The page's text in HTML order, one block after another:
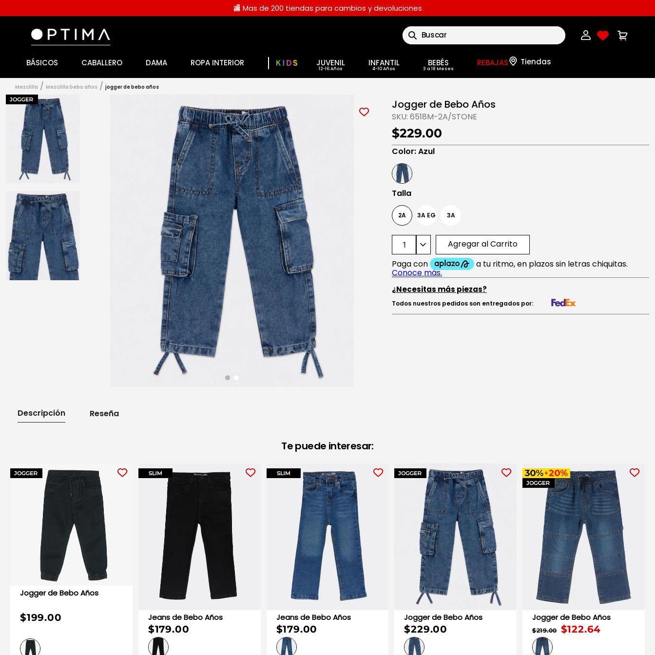
🏬 Mas de 200 tiendas para cambios y devoluciones
Buscar
BÁSICOS CABALLERO DAMA ROPA INTERIOR JUVENIL INFANTIL BEBÉS REBAJAS
mezclilla mezclilla bebo años jogger de bebo años
Jogger de Bebo Años
SKU: 6518M-2A/STONE
$229.00
Color:Azul
Talla
2A 3A EG 3A
Agregar al Carrito
¿Necesitas más piezas?
Todos nuestros pedidos son entregados por:
Descripción Reseña
Te puede interesar:
Jogger de Bebo Años Jogger de Bebo Años
$122.64
$219.00
Overol Largo de Bebo Años
$139.44
Jogger de Bebo Años
$229.00
Chamarra de Bebo Años
$359.00
licencia
playeras caballero
3.
playeras dama
spiderman
sudaderas
pantalones
polo
playera polo
10. playera manga larga